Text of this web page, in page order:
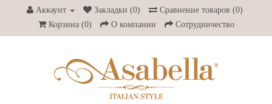
Аккаунт Закладки (0)
Сравнение товаров (0)
Корзина (0) О компании Сотрудничество